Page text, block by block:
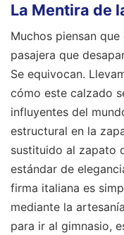
La Mentira de
Muchos piensan
pasajera que
Se equivocan.
cómo este calzado
influyentes del
estructural en la
sustituido al zapato
estándar de
firma italiana es
mediante la
para ir al gimnasio,